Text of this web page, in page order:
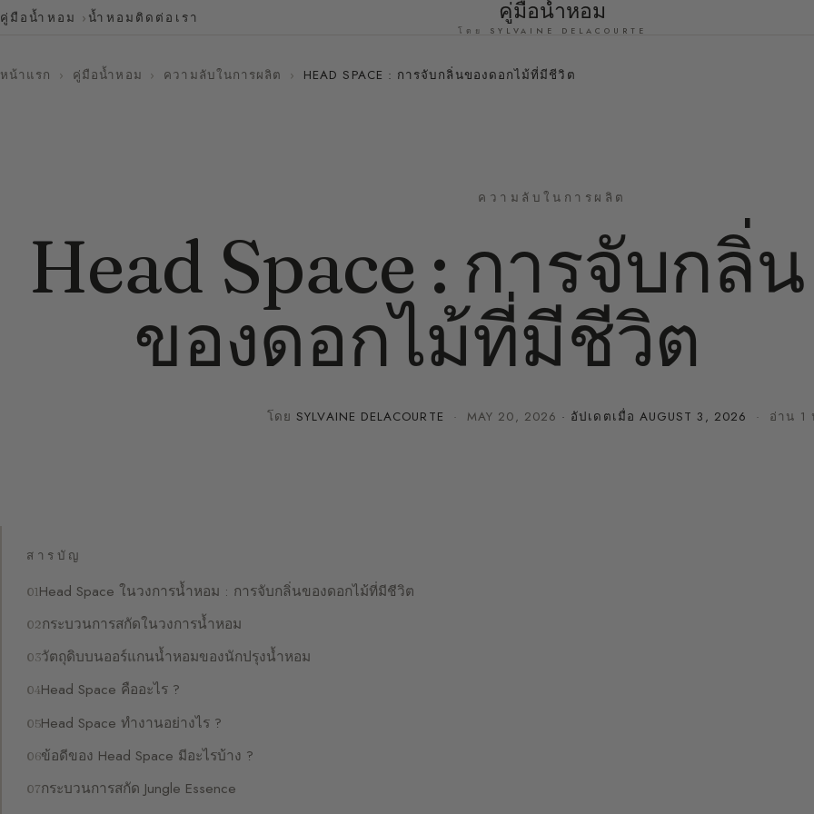
คู่มือน้ำหอม น้ำหอม ติดต่อเรา คู่มือน้ำหอม
โดย SYLVAINE DELACOURTE
หน้าแรก › คู่มือน้ำหอม › ความลับในการผลิต › HEAD SPACE : การจับกลิ่นของดอกไม้ที่มีชีวิต
ความลับในการผลิต
Head Space : การจับกลิ่น
ของดอกไม้ที่มีชีวิต
โดย SYLVAINE DELACOURTE ·MAY 20, 2026 · อัปเดตเมื่อ AUGUST 3, 2026 · อ่าน 1
สารบัญ
Head Space ในวงการน้ำหอม : การจับกลิ่นของดอกไม้ที่มีชีวิต
กระบวนการสกัดในวงการน้ำหอม
วัตถุดิบบนออร์แกนน้ำหอมของนักปรุงน้ำหอม
Head Space คืออะไร ?
Head Space ทำงานอย่างไร ?
ข้อดีของ Head Space มีอะไรบ้าง ?
กระบวนการสกัด Jungle Essence